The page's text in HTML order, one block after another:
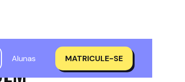
Alunas MATRICULE-SE